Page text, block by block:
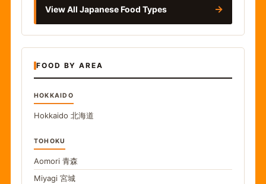
View All Japanese Food Types →
FOOD BY AREA
HOKKAIDO
Hokkaido 北海道
TOHOKU
Aomori 青森
Miyagi 宮城